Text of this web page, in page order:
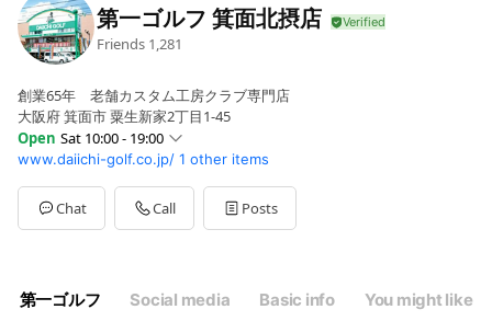
第一ゴルフ 箕面北摂店
Friends 1,281
創業65年 老舗カスタム工房クラブ専門店
大阪府 箕面市 粟生新家2丁目1-45
Open Sat 10:00 - 19:00
Sun10:00 - 19:00
Mon11:00 - 19:00
Tue11:00 - 19:00
WedClosed
Sat
10:00 - 19:00
水曜定休 水曜が祝日の場合は翌日休業
www.daiichi-golf.co.jp/ 1 other items
Chat Call Posts
第一ゴルフ Social media Basic info You might like